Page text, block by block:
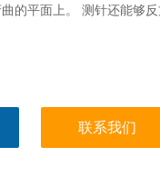
的平面上。 测针还能够反
联系我们